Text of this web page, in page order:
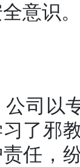
意识。
公司以
了邪
任，